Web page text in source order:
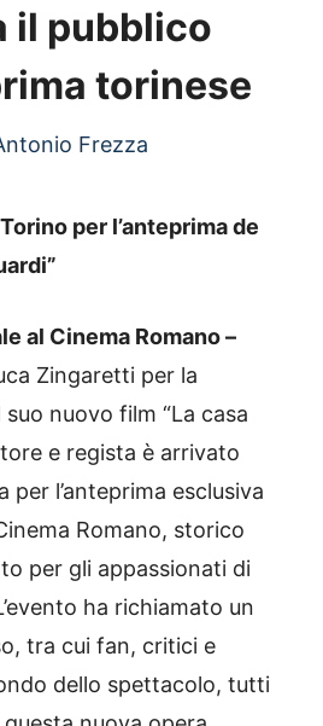
il pubblico
torinese
Frezza
per l’anteprima de
al Cinema Romano –
Zingaretti per la
nuovo film “La casa
e regista è arrivato
per l’anteprima esclusiva
Romano, storico
per gli appassionati di
ha richiamato un
tra cui fan, critici e
dello spettacolo, tutti